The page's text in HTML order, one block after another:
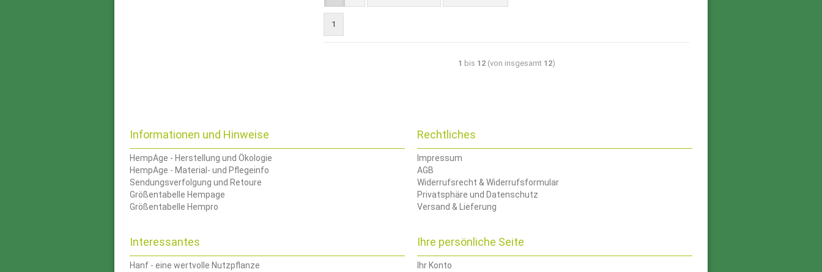
1
1 bis 12 (von insgesamt 12)
Informationen und Hinweise
HempAge - Herstellung und Ökologie
HempAge - Material- und Pflegeinfo
Sendungsverfolgung und Retoure
Größentabelle Hempage
Größentabelle Hempro
Rechtliches
Impressum
AGB
Widerrufsrecht & Widerrufsformular
Privatsphäre und Datenschutz
Versand & Lieferung
Interessantes
Hanf - eine wertvolle Nutzpflanze
Ihre persönliche Seite
Ihr Konto